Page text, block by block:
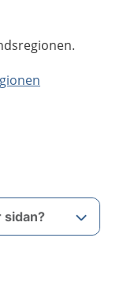
sidan?